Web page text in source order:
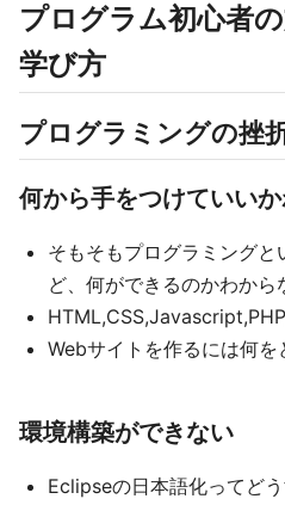
プログラム初心者
学び方
プログラミングの挫
何から手をつけていい
そもそもプログラミング
ど、何ができるのかわから
Webサイトを作るには何を
環境構築ができない
Eclipseの日本語化ってど